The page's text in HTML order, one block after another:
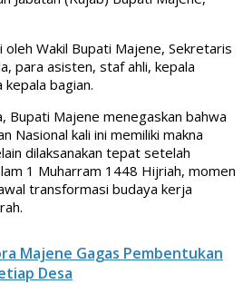
Wakil Bupati Majene, Sekretaris
para asisten, staf ahli, kepala
bagian.
Bupati Majene menegaskan bahwa
Nasional kali ini memiliki makna
dilaksanakan tepat setelah
1 Muharram 1448 Hijriah, momen
transformasi budaya kerja
Majene Gagas Pembentukan
Desa